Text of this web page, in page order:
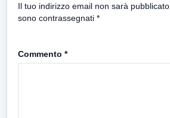
Il tuo indirizzo email non sarà pubblicato.
sono contrassegnati *
Commento *